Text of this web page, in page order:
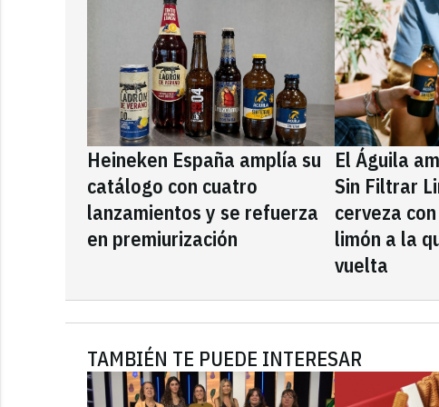
Heineken España amplía su
catálogo con cuatro
lanzamientos y se refuerza
en premiurización
El Águila
Sin Filtrar
cerveza
limón a la
vuelta
TAMBIÉN TE PUEDE INTERESAR